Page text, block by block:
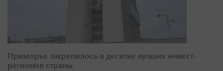
Приморье закрепилось в десятке лучших инвест-
регионов страны